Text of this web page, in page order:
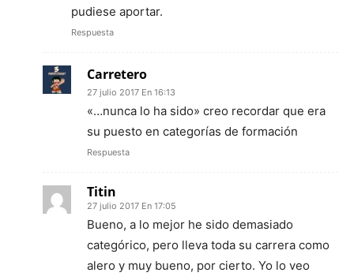
pudiese aportar.
Respuesta
Carretero
27 julio 2017 En 16:13
«…nunca lo ha sido» creo recordar que era
su puesto en categorías de formación
Respuesta
Titin
27 julio 2017 En 17:05
Bueno, a lo mejor he sido demasiado
categórico, pero lleva toda su carrera como
alero y muy bueno, por cierto. Yo lo veo